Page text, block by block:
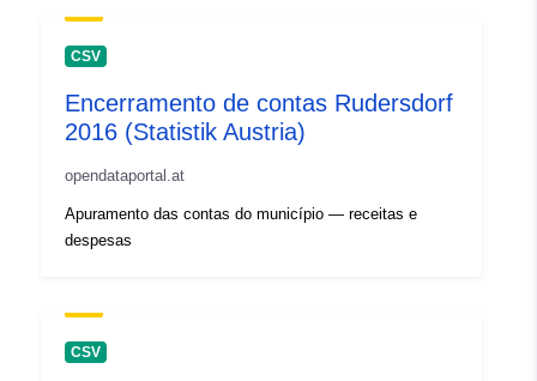
CSV
Encerramento de contas Rudersdorf
2016 (Statistik Austria)
opendataportal.at
Apuramento das contas do município — receitas e
despesas
CSV